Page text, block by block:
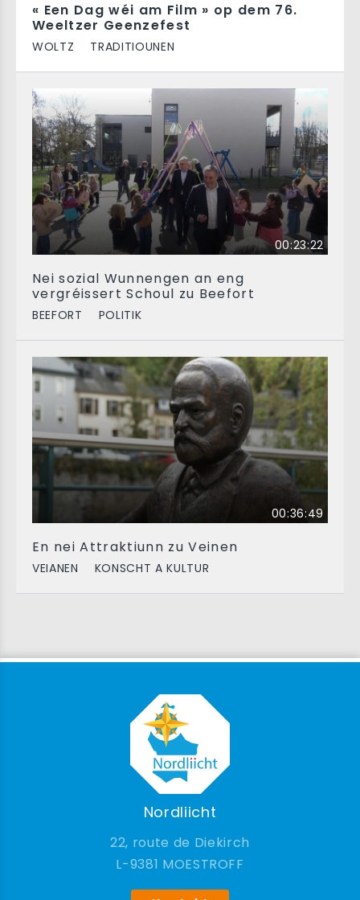
« Een Dag wéi am Film » op dem 76.
Weeltzer Geenzefest
WOLTZ TRADITIOUNEN
00:23:22
Nei sozial Wunnengen an eng
vergréissert Schoul zu Beefort
BEEFORT POLITIK
00:36:49
En nei Attraktiunn zu Veinen
VEIANEN KONSCHT A KULTUR
Nordliicht
22, route de Diekirch
9381 MOESTROFF